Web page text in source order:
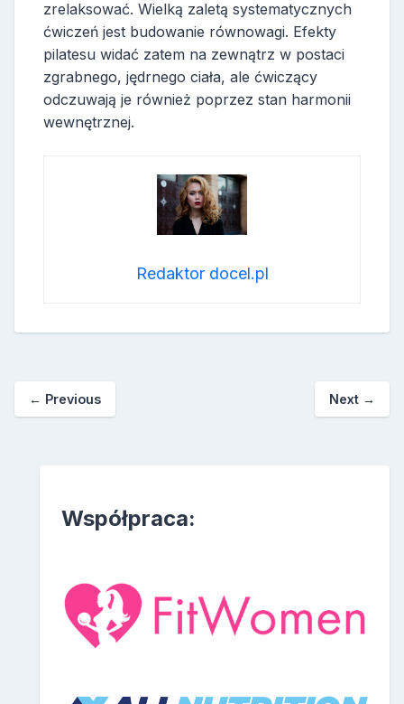
zrelaksować. Wielką zaletą systematycznych
ćwiczeń jest budowanie równowagi. Efekty
pilatesu widać zatem na zewnątrz w postaci
zgrabnego, jędrnego ciała, ale ćwiczący
odczuwają je również poprzez stan harmonii
wewnętrznej.
Redaktor docel.pl
← Previous Next →
Współpraca: